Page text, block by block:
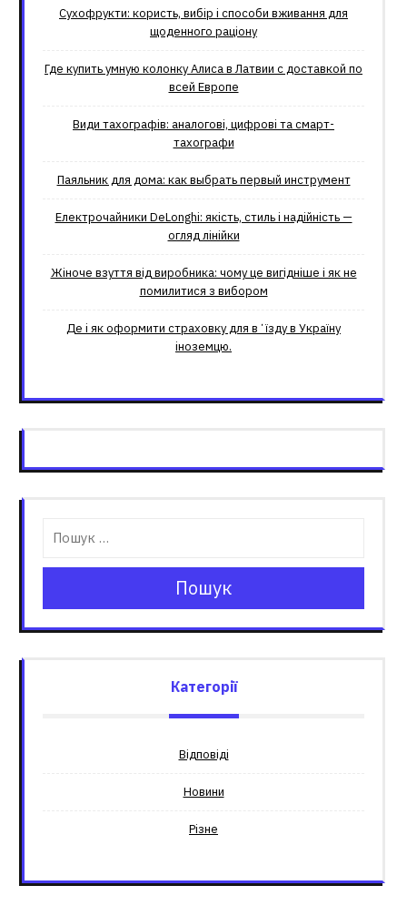
Сухофрукти: користь, вибір і способи вживання для
щоденного раціону
Где купить умную колонку Алиса в Латвии с доставкой по
всей Европе
Види тахографів: аналогові, цифрові та смарт-
тахографи
Паяльник для дома: как выбрать первый инструмент
Електрочайники DeLonghi: якість, стиль і надійність —
огляд лінійки
Жіноче взуття від виробника: чому це вигідніше і як не
помилитися з вибором
Де і як оформити страховку для вʼїзду в Україну
іноземцю.
Пошук
Категорії
Відповіді
Новини
Різне